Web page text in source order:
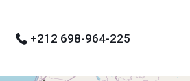
+212 698-964-225